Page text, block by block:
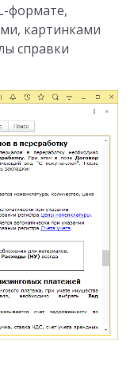
формате,
картинками
справки